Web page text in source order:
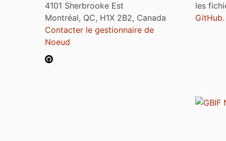
4101 Sherbrooke Est
Montréal, QC, H1X 2B2, Canada
Contacter le gestionnaire de
Noeud
les
GitHub.